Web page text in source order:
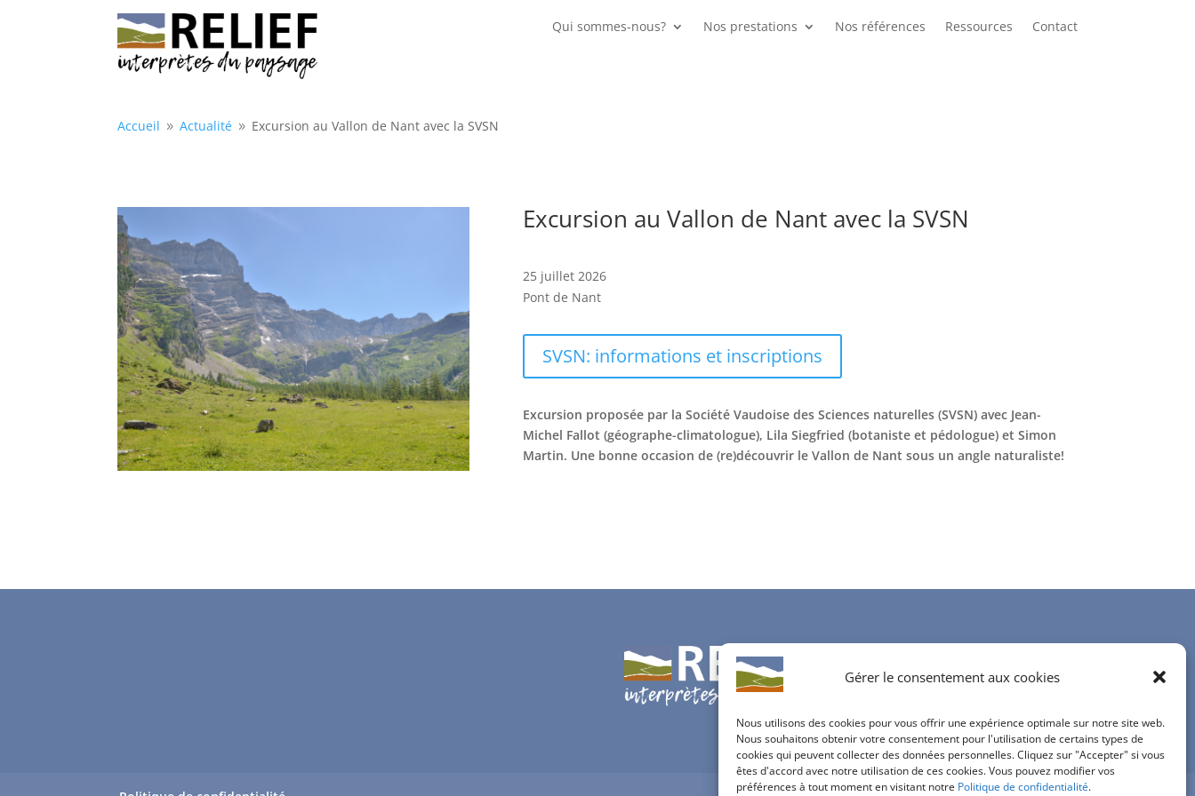
Gérer le consentement aux cookies
Nous utilisons des cookies pour vous offrir une expérience optimale sur notre site web.
Nous souhaitons obtenir votre consentement pour l'utilisation de certains types de
cookies qui peuvent collecter des données personnelles. Cliquez sur "Accepter" si vous
êtes d'accord avec notre utilisation de ces cookies. Vous pouvez modifier vos
préférences à tout moment en visitant notre Politique de confidentialité.
Qui sommes-nous? Nos prestations Nos références Ressources Contact
Accueil 9 Actualité 9 Excursion au Vallon de Nant avec la SVSN
Excursion au Vallon de Nant avec la SVSN
25 juillet 2026
Pont de Nant
SVSN: informations et inscriptions
Excursion proposée par la Société Vaudoise des Sciences naturelles (SVSN) avec Jean-
Michel Fallot (géographe-climatologue), Lila Siegfried (botaniste et pédologue) et Simon
Martin. Une bonne occasion de (re)découvrir le Vallon de Nant sous un angle naturaliste!
info@bureau-relief.ch